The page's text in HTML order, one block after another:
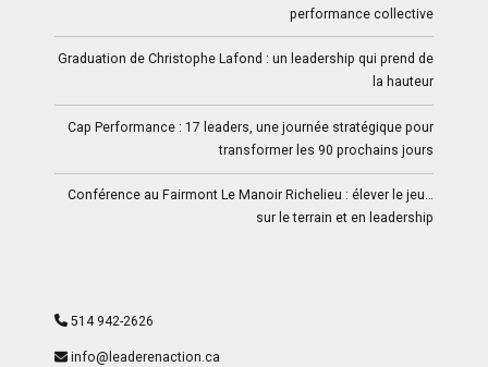
performance collective
Graduation de Christophe Lafond : un leadership qui prend de
la hauteur
Cap Performance : 17 leaders, une journée stratégique pour
transformer les 90 prochains jours
Conférence au Fairmont Le Manoir Richelieu : élever le jeu…
sur le terrain et en leadership
514 942-2626
info@leaderenaction.ca